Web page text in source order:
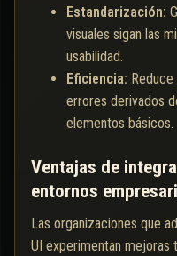
Estandarización:
visuales sigan las
usabilidad.
Eficiencia:
errores derivados
elementos básicos.
Ventajas de
entornos
Las organizaciones que
UI experimentan mejoras